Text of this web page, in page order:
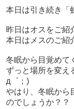
本日は引き続き「
昨日はオスをご紹
本日はメスのご紹
冬眠から目覚めて
ずっと場所を変え
д゜；)
やはり、冬眠から
のでしょうか？？